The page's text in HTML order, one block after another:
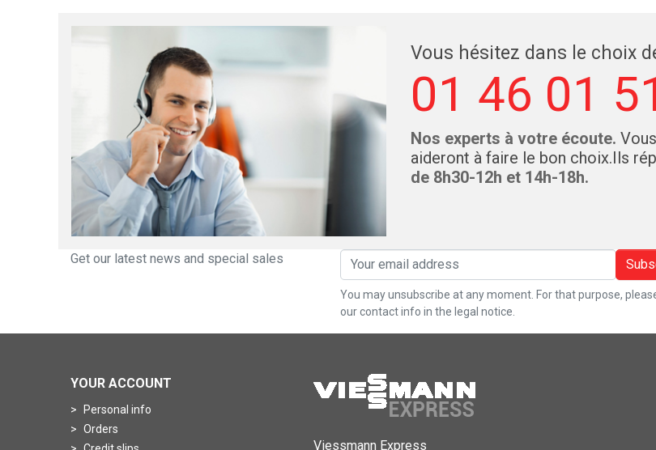
Vous hésitez dans le choix
01 46 01
Nos experts à votre écoute.
aideront à faire le bon choix.Ils
de 8h30-12h et 14h-18h.
Get our latest news and special sales
You may unsubscribe at any moment. For that purpose,
our contact info in the legal notice.
YOUR ACCOUNT
Personal info
Orders
Viessmann Express